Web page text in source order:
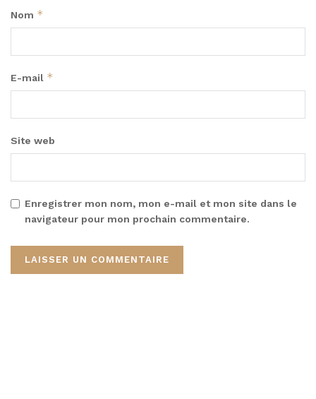
Nom *
E-mail *
Site web
Enregistrer mon nom, mon e-mail et mon site dans le
navigateur pour mon prochain commentaire.